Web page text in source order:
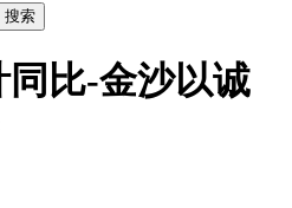
比-金沙以诚